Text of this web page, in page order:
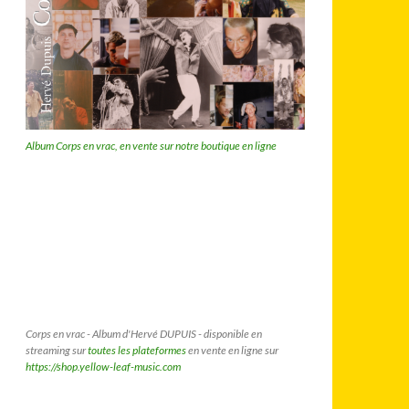
Album Corps en vrac, en vente sur notre boutique en ligne
Corps en vrac - Album d'Hervé DUPUIS - disponible en
streaming surtoutes les plateformesen vente en ligne sur
https://shop.yellow-leaf-music.com